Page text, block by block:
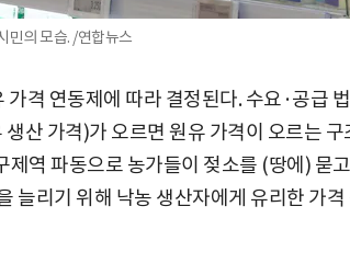
민의 모습. /연합뉴스
격 연동제에 따라 결정된다. 수요·공급
산 가격)가 오르면 원유 가격이 오르는 구
역 파동으로 농가들이 젖소를 (땅에) 묻
늘리기 위해 낙농 생산자에게 유리한 가격